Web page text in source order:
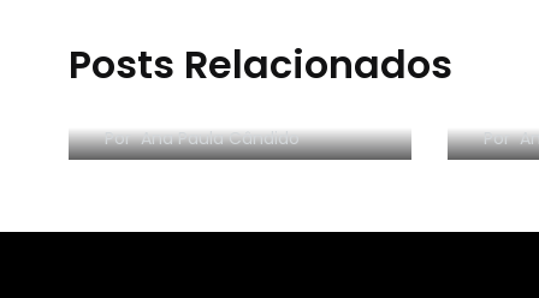
Posts Relacionados
PorAna Paula Cândido Por